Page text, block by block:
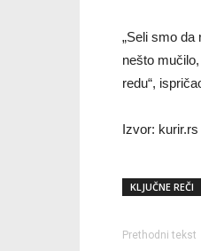
„Seli smo da
nešto
redu“,
Izvor: kurir.rs
KLJUČNE REČI
Prethodni tekst